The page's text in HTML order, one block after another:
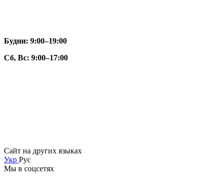
Будни: 9:00–19:00
Сб, Вс: 9:00–17:00
Сайт на других языках
Укр Рус
Мы в соцсетях